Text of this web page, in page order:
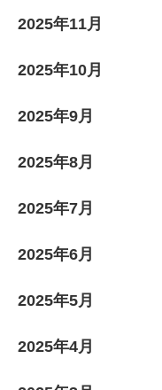
2025年11月
2025年10月
2025年9月
2025年8月
2025年7月
2025年6月
2025年5月
2025年4月